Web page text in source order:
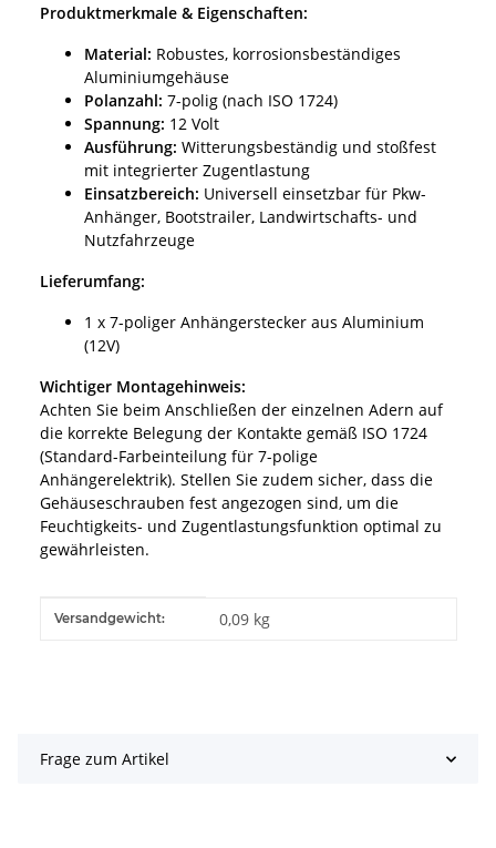
Produktmerkmale & Eigenschaften:
Material: Robustes, korrosionsbeständiges
Aluminiumgehäuse
Polanzahl: 7-polig (nach ISO 1724)
Spannung: 12 Volt
Ausführung: Witterungsbeständig und stoßfest
mit integrierter Zugentlastung
Einsatzbereich: Universell einsetzbar für Pkw-
Anhänger, Bootstrailer, Landwirtschafts- und
Nutzfahrzeuge
Lieferumfang:
1 x 7-poliger Anhängerstecker aus Aluminium
(12V)
Wichtiger Montagehinweis:
Achten Sie beim Anschließen der einzelnen Adern auf
die korrekte Belegung der Kontakte gemäß ISO 1724
(Standard-Farbeinteilung für 7-polige
Anhängerelektrik). Stellen Sie zudem sicher, dass die
Gehäuseschrauben fest angezogen sind, um die
Feuchtigkeits- und Zugentlastungsfunktion optimal zu
gewährleisten.
Produkteigenschaft
Wert
Versandgewicht: 0,09 kg
Frage zum Artikel